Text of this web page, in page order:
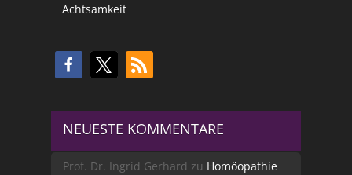
Achtsamkeit
NEUESTE KOMMENTARE
Prof. Dr. Ingrid Gerhard zu Homöopathie